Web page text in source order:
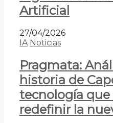
Artificial
27/04/2026
IA Noticias
Pragmata:
historia de
tecnología
redefinir la